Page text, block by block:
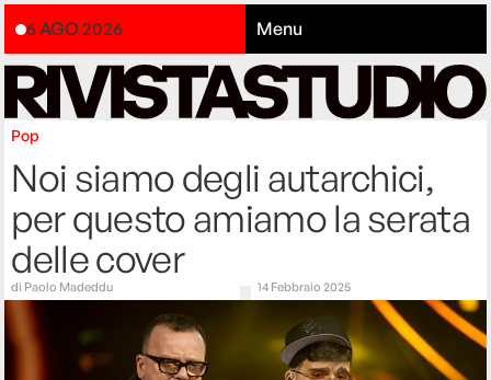
6 AGO 2026 Menu
Pop
Noi siamo degli autarchici,
per questo amiamo la serata
delle cover
di Paolo Madeddu 14 Febbraio 2025